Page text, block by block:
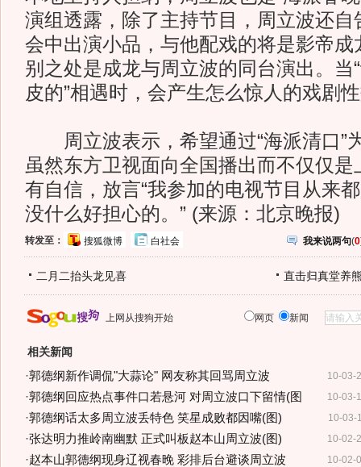
演组透露，除了主持节目，周立波还自
会中出演小品，与他配戏的将是影帝成
别之处是成龙与周立波的同台演出。当
皮的”相遇时，会产生怎么惊人的戏剧
周立波表示，希望通过“海派清口”
虽然东方卫视面向全国播出而不仅仅
有自信，放言“我参加的电视节目从来
没什么好担心的。” (来源：北京晚报)
转发至： 搜狐微博 白社会 我来说两句(0
二月二抬头龙见喜 直击归真堂养
上网从搜狗开始 网页 新闻
相关新闻
10-03-
·郭德纲新作调侃"大蒜论" 网友称其回骂周立波
10-03-
·郭德纲回应热点事件口若悬河 对周立波口下留情(图
10-03-
·郭德纲话太多周立波丢特色 笑星成败都因嘴(图)
10-02-
·张达明力推岭南幽默 正式叫板赵本山周立波(图)
10-02-
·赵本山郭德纲现身辽视春晚 彩排后台避谈周立波